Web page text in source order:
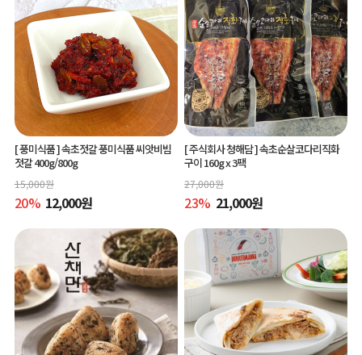
[ 풍미식품 ]속초젓갈 풍미식품 씨앗비빔
젓갈 400g/800g
15,000원
20% 12,000원
[ 주식회사 청해담 ]속초순살코다리직화
구이 160g x 3팩
27,000원
23% 21,000원